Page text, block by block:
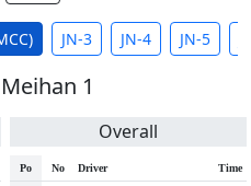
JN-3 JN-4 JN-5
Meihan 1
Overall
Po No Driver Time